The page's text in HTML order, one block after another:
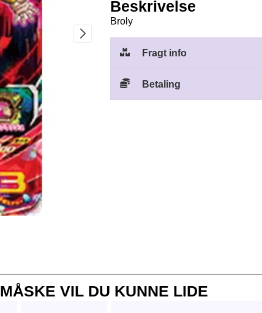
Beskrivelse
Broly
Fragt info
Betaling
MÅSKE VIL DU KUNNE LIDE